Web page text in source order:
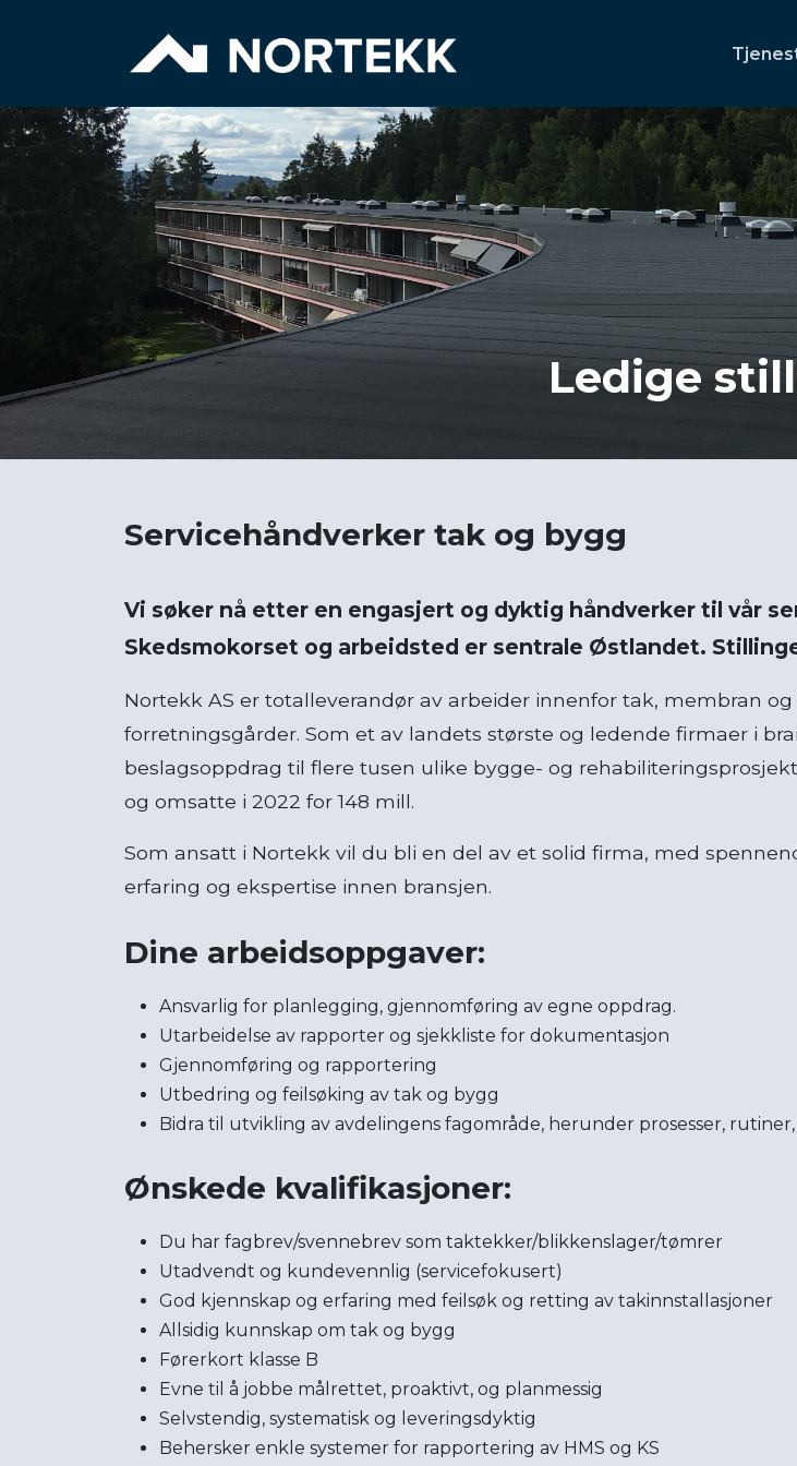
Ledige
Servicehåndverker tak og bygg
Vi søker nå etter en engasjert og dyktig håndverker til vår
Skedsmokorset og arbeidsted er sentrale Østlandet.
Nortekk AS er totalleverandør av arbeider innenfor tak, membran
forretningsgårder. Som et av landets største og ledende firmaer i
beslagsoppdrag til flere tusen ulike bygge- og
og omsatte i 2022 for 148 mill.
Som ansatt i Nortekk vil du bli en del av et solid firma, med
erfaring og ekspertise innen bransjen.
Dine arbeidsoppgaver:
Ansvarlig for planlegging, gjennomføring av egne oppdrag.
Utarbeidelse av rapporter og sjekkliste for dokumentasjon
Gjennomføring og rapportering
Utbedring og feilsøking av tak og bygg
Bidra til utvikling av avdelingens fagområde, herunder prosesser,
Ønskede kvalifikasjoner:
Du har fagbrev/svennebrev som taktekker/blikkenslager/tømrer
Utadvendt og kundevennlig (servicefokusert)
God kjennskap og erfaring med feilsøk og retting av takinnstallasjoner
Allsidig kunnskap om tak og bygg
Førerkort klasse B
Evne til å jobbe målrettet, proaktivt, og planmessig
Selvstendig, systematisk og leveringsdyktig
Behersker enkle systemer for rapportering av HMS og KS